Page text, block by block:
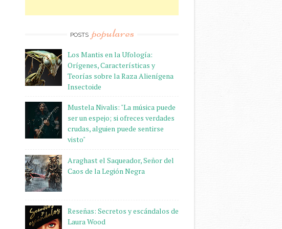
POSTS populares
Los Mantis en la Ufología:
Orígenes, Características y
Teorías sobre la Raza Alienígena
Insectoide
Mustela Nivalis: "La música puede
ser un espejo; si ofreces verdades
crudas, alguien puede sentirse
visto"
Araghast el Saqueador, Señor del
Caos de la Legión Negra
Reseñas: Secretos y escándalos de
Laura Wood